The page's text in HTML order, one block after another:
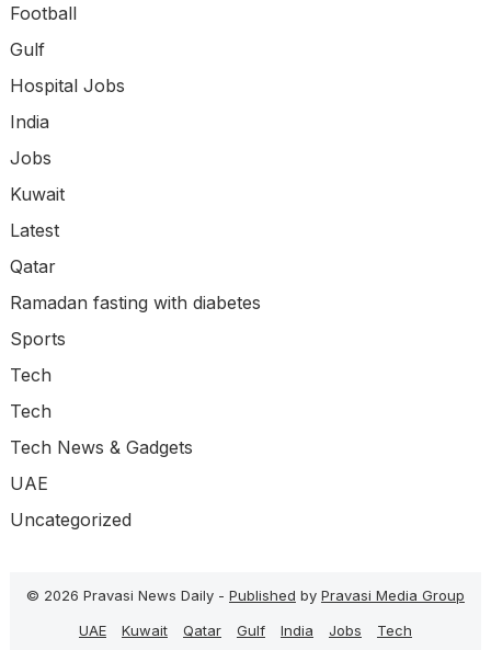
Football
Gulf
Hospital Jobs
India
Jobs
Kuwait
Latest
Qatar
Ramadan fasting with diabetes
Sports
Tech
Tech
Tech News & Gadgets
UAE
Uncategorized
© 2026 Pravasi News Daily - Published by Pravasi Media Group
UAE
Kuwait Qatar Gulf India Jobs Tech